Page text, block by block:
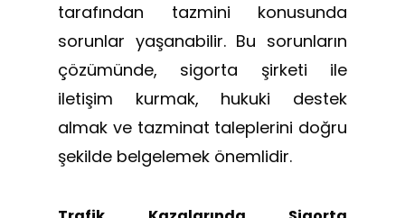
tarafından tazmini konusunda
sorunlar yaşanabilir. Bu sorunların
çözümünde, sigorta şirketi ile
iletişim kurmak, hukuki destek
almak ve tazminat taleplerini doğru
şekilde belgelemek önemlidir.